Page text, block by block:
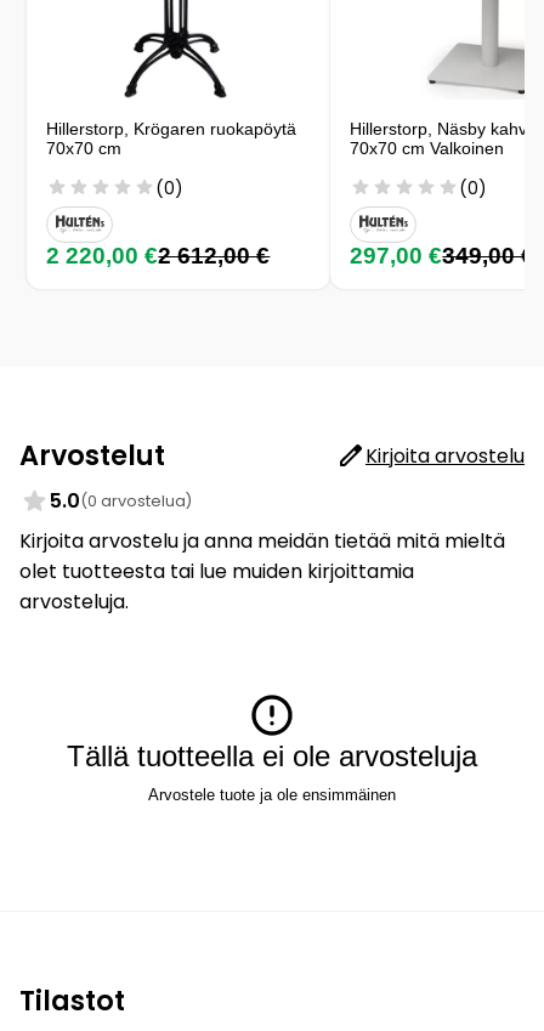
Hillerstorp, Krögaren ruokapöytä
70x70 cm
(0)
2 220,00 €2 612,00 €
Hillerstorp, Näsby
70x70 cm Valkoinen
(0)
297,00 €349,00 €
Arvostelut
Kirjoita arvostelu
5.0(0 arvostelua)
Kirjoita arvostelu ja anna meidän tietää mitä mieltä
olet tuotteesta tai lue muiden kirjoittamia
arvosteluja.
Tällä tuotteella ei ole arvosteluja
Arvostele tuote ja ole ensimmäinen
Tilastot